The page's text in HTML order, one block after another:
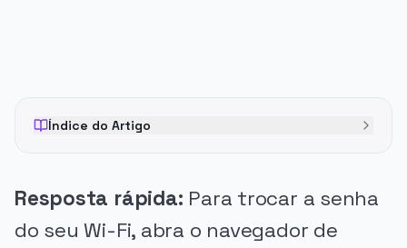
Índice do Artigo
Resposta rápida: Para trocar a senha
do seu Wi-Fi, abra o navegador de